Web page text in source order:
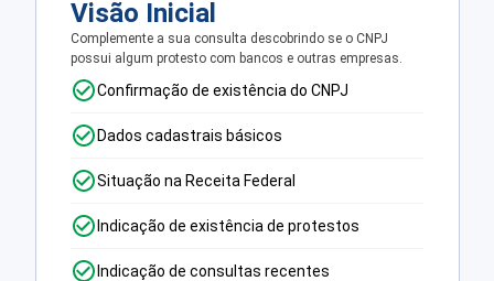
Visão Inicial
Complemente a sua consulta descobrindo se o CNPJ
possui algum protesto com bancos e outras empresas.
Confirmação de existência do CNPJ
Dados cadastrais básicos
Situação na Receita Federal
Indicação de existência de protestos
Indicação de consultas recentes